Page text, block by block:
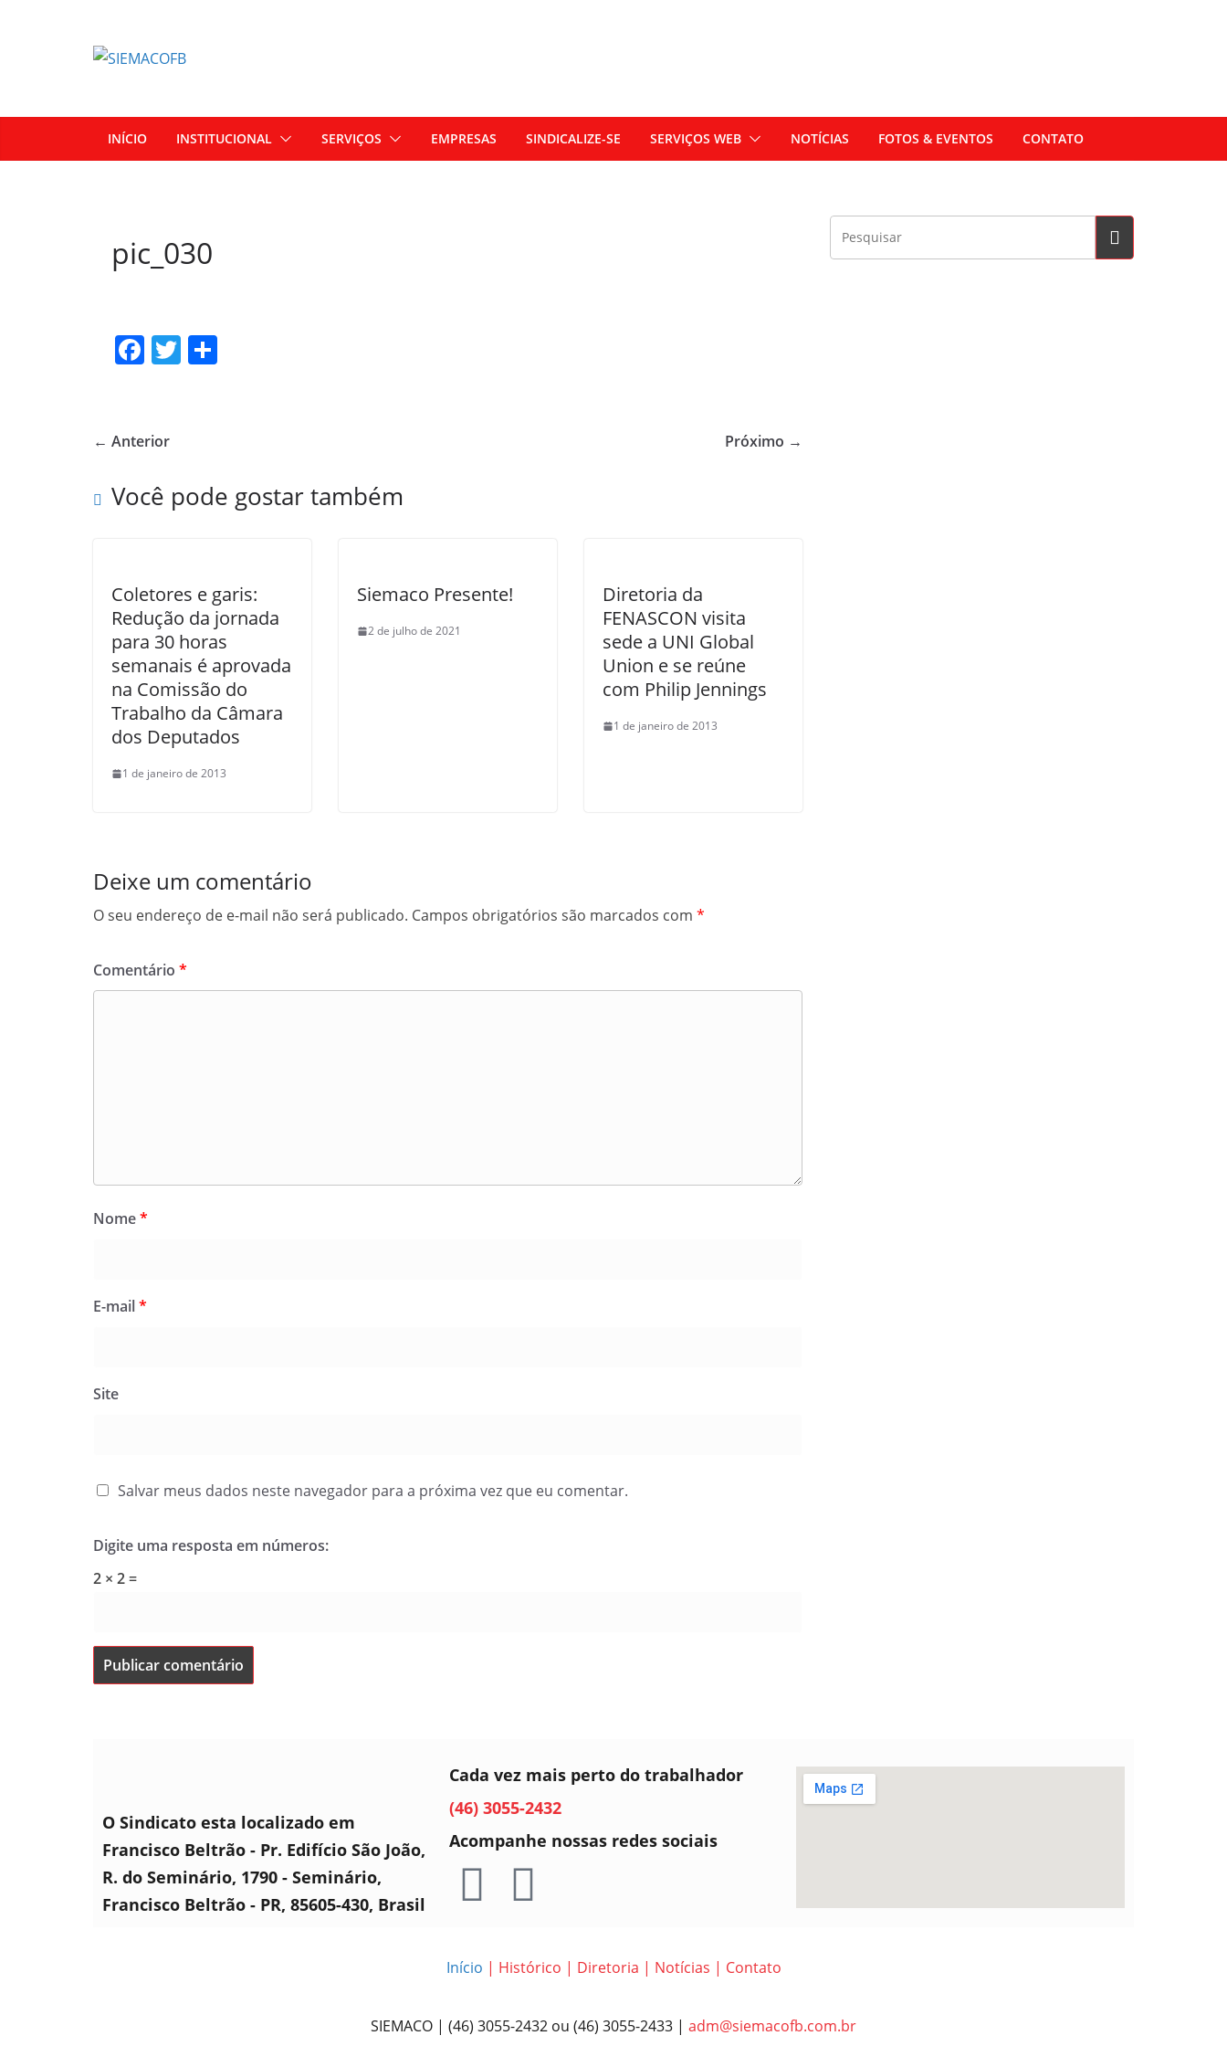
INÍCIO INSTITUCIONAL SERVIÇOS EMPRESAS SINDICALIZE-SE SERVIÇOS WEB NOTÍCIAS FOTOS & EVENTOS CONTATO
pic_030
F
e
o
T
← Anterior Próximo →
Você pode gostar também
Coletores e garis:
Redução da jornada
para 30 horas
semanais é aprovada
na Comissão do
Trabalho da Câmara
dos Deputados
1 de janeiro de 2013
Siemaco Presente!
2 de julho de 2021
Diretoria da
FENASCON visita
sede a UNI Global
Union e se reúne
com Philip Jennings
1 de janeiro de 2013
Deixe um comentário
O seu endereço de e-mail não será publicado. Campos obrigatórios são marcados com *
Comentário *
Nome*
E-mail*
Site
Salvar meus dados neste navegador para a próxima vez que eu comentar.
Digite uma resposta em números:
2 × 2 =
O Sindicato esta localizado em
Francisco Beltrão - Pr. Edifício São João,
R. do Seminário, 1790 - Seminário,
Francisco Beltrão - PR, 85605-430, Brasil
Cada vez mais perto do trabalhador
(46) 3055-2432
Acompanhe nossas redes sociais
Início | Histórico | Diretoria | Notícias | Contato
SIEMACO | (46) 3055-2432 ou (46) 3055-2433 | adm@siemacofb.com.br